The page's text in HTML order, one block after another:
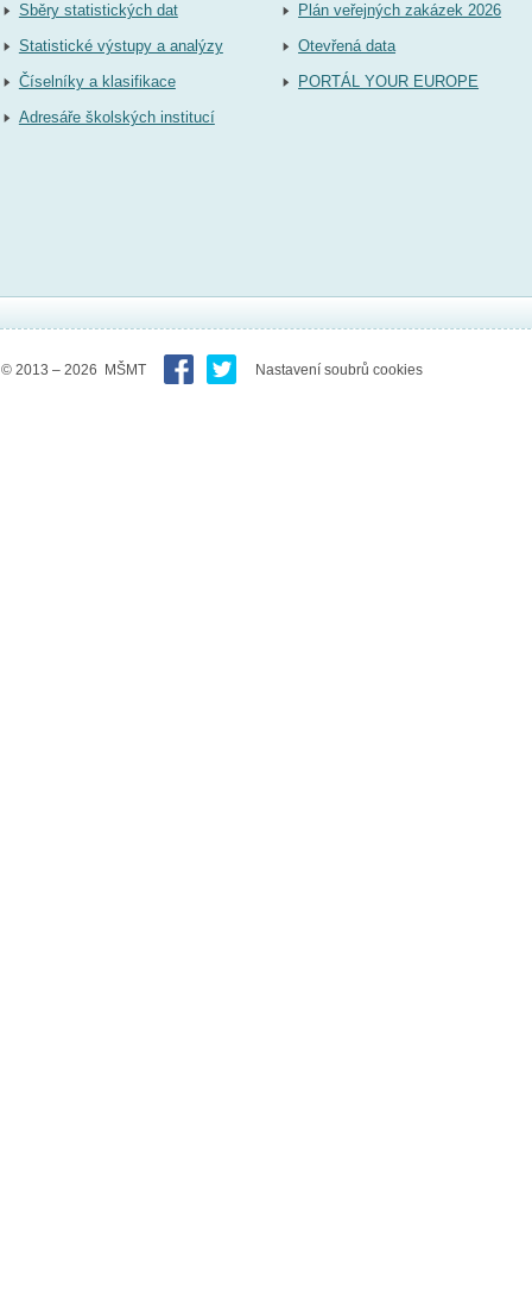
Sběry statistických dat
Statistické výstupy a analýzy
Číselníky a klasifikace
Adresáře školských institucí
Plán veřejných zakázek 2026
Otevřená data
PORTÁL YOUR EUROPE
© 2013 – 2026 MŠMT Nastavení soubrů cookies